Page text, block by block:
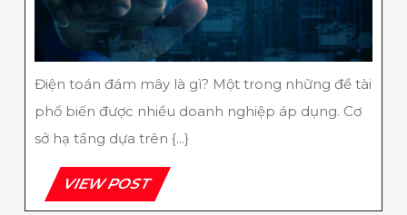
Và
Ứng
Dụng
Thực
Tế
Điện toán đám mây là gì? Một trong những đề tài
phổ biến được nhiều doanh nghiệp áp dụng. Cơ
sở hạ tầng dựa trên {...}
VIEW POSTVIEW
POST